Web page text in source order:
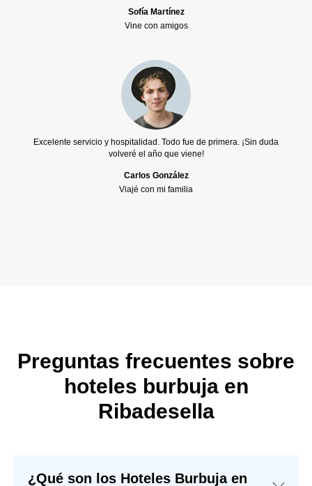
Sofía Martínez
Vine con amigos
Excelente servicio y hospitalidad. Todo fue de primera. ¡Sin duda
volveré el año que viene!
Carlos González
Viajé con mi familia
Preguntas frecuentes sobre
hoteles burbuja en
Ribadesella
¿Qué son los Hoteles Burbuja en